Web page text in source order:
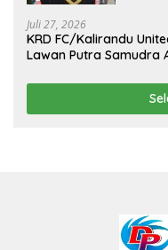
Juli 27, 2026
KRD FC/Kalirandu
Lawan Putra Samudra